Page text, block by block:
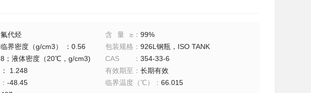
氟代烃 含量≥ ：99%
临界密度（g/cm3） ：0.56
8；液体密度（20℃，g/cm3)
： 1.248
包装规格 ：926L钢瓶，ISO TANK
CAS
：354-33-6
有效期至 ：长期有效
： -48.45 临界温度（℃） ：66.015